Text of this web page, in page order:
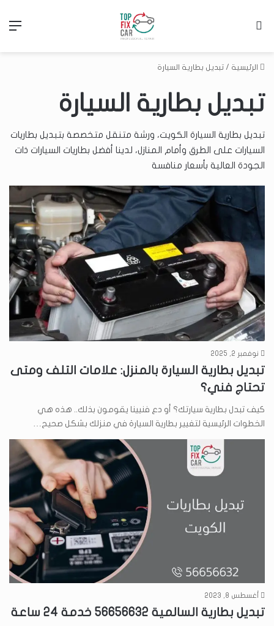
الرئيسية / تبديل بطارية السيارة
تبديل بطارية السيارة
تبديل بطارية السيارة الكويت، ورشة متنقل متخصصة بتبديل بطاريات
السيارات على الطرق وأمام المنازل، لدينا أفضل بطاريات السيارات ذات
الجودة العالية بأسعار منافسة
نوفمبر 2, 2025
تبديل بطارية السيارة بالمنزل: علامات التلف ومتى
تحتاج فني؟
كيف تبدل بطارية سيارتك؟ أو دع فنيينا يقومون بذلك.. هذه هي
الخطوات الرئيسية لتغيير بطارية السيارة في منزلك بشكل صحيح…
أغسطس 8, 2023
تبديل بطارية السالمية 56656632 خدمة 24 ساعة